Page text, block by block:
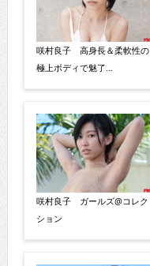
咲村良子 高身長＆柔軟性の
極上ボディで魅了…
咲村良子 ガールズ@コレク
ション